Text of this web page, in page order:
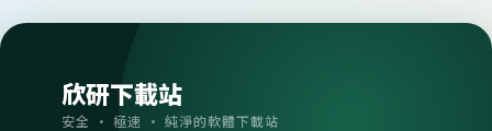
欣研下載站
安全 · 極速 · 純淨的軟體下載站